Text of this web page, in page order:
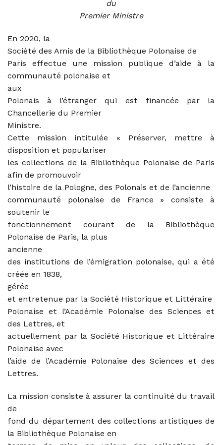
du
Premier Ministre
En 2020, la
Société des Amis de la Bibliothèque Polonaise de
Paris effectue une mission publique d’aide à la
communauté polonaise et
aux
Polonais à l’étranger qui est financée par la
Chancellerie du Premier
Ministre.
Cette mission intitulée « Préserver, mettre à
disposition et populariser
les collections de la Bibliothèque Polonaise de Paris
afin de promouvoir
l’histoire de la Pologne, des Polonais et de l’ancienne
communauté polonaise de France » consiste à
soutenir le
fonctionnement courant de la Bibliothèque
Polonaise de Paris, la plus
ancienne
des institutions de l’émigration polonaise, qui a été
créée en 1838,
gérée
et entretenue par la Société Historique et Littéraire
Polonaise et l’Académie Polonaise des Sciences et
des Lettres, et
actuellement par la Société Historique et Littéraire
Polonaise avec
l’aide de l’Académie Polonaise des Sciences et des
Lettres.
La mission consiste à assurer la continuité du travail
de
fond du département des collections artistiques de
la Bibliothèque Polonaise en